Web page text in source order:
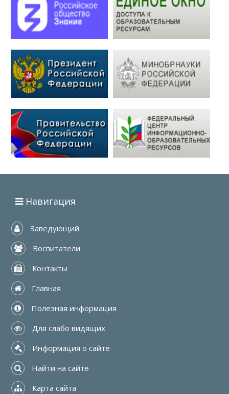
Навигация
Заведующий
Воспитатели
Контакты
Главная
Полезная информация
Для слабо видящих
Информация о сайте
Найти на сайте
Карта сайта